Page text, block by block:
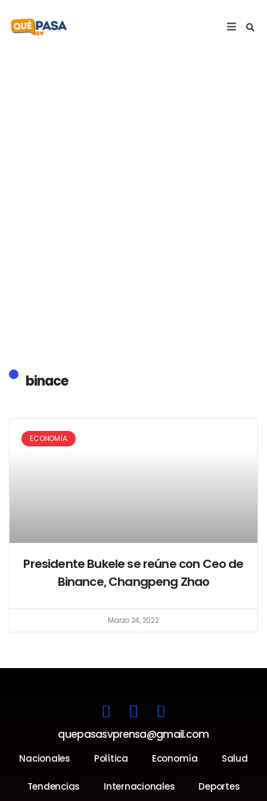
binace
ECONOMÍA
Presidente Bukele se reúne con Ceo de
Binance, Changpeng Zhao
Marzo 24, 2022
quepasasvprensa@gmail.com
Nacionales Política Economía Salud
Tendencias Internacionales Deportes